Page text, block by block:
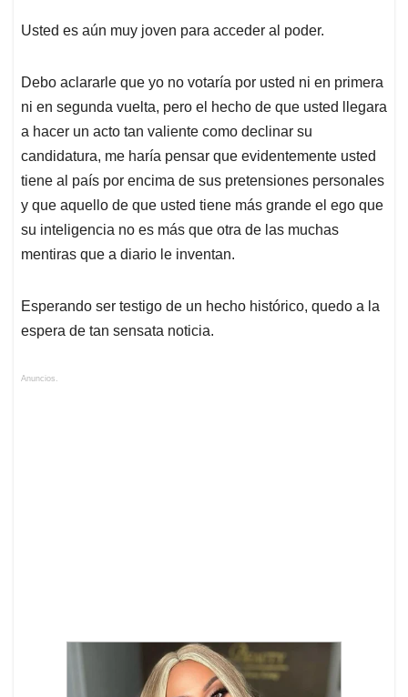
Usted es aún muy joven para acceder al poder.
Debo aclararle que yo no votaría por usted ni en primera
ni en segunda vuelta, pero el hecho de que usted llegara
a hacer un acto tan valiente como declinar su
candidatura, me haría pensar que evidentemente usted
tiene al país por encima de sus pretensiones personales
y que aquello de que usted tiene más grande el ego que
su inteligencia no es más que otra de las muchas
mentiras que a diario le inventan.
Esperando ser testigo de un hecho histórico, quedo a la
espera de tan sensata noticia.
Anuncios.